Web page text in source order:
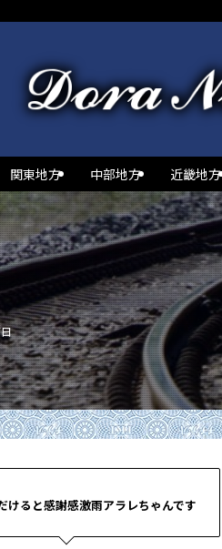
関東地方 中部地方 近畿地方
けると感謝感激雨アラレちゃんです